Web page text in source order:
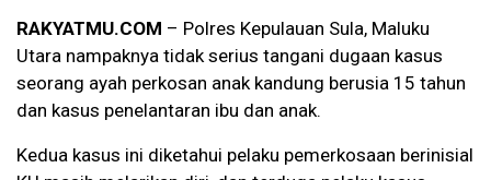
RAKYATMU.COM – Polres Kepulauan Sula, Maluku
Utara nampaknya tidak serius tangani dugaan kasus
seorang ayah perkosan anak kandung berusia 15 tahun
dan kasus penelantaran ibu dan anak.
Kedua kasus ini diketahui pelaku pemerkosaan berinisial